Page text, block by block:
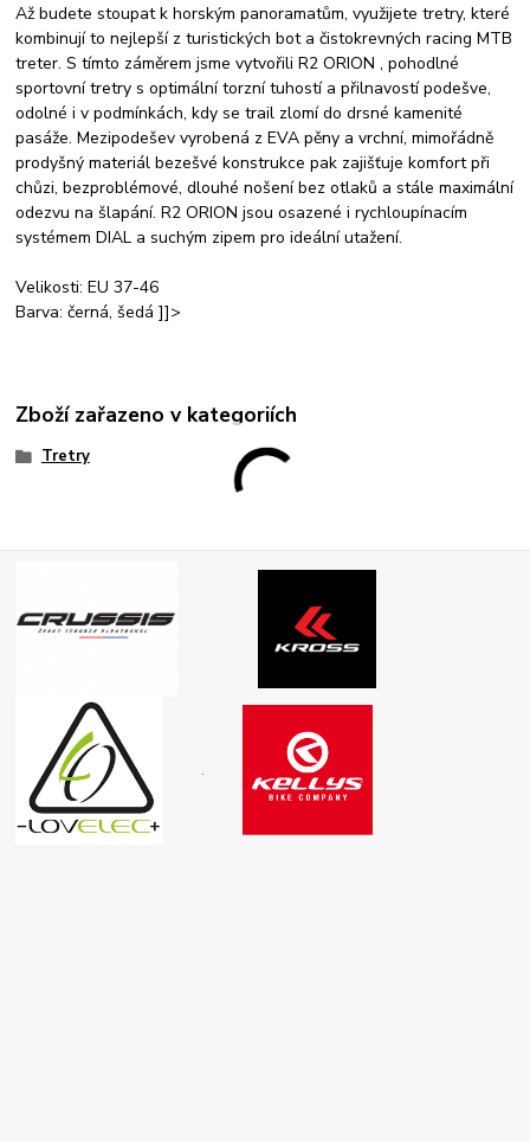
Až budete stoupat k horským panoramatům, využijete tretry, které
kombinují to nejlepší z turistických bot a čistokrevných racing MTB
treter. S tímto záměrem jsme vytvořili R2 ORION , pohodlné
sportovní tretry s optimální torzní tuhostí a přilnavostí podešve,
odolné i v podmínkách, kdy se trail zlomí do drsné kamenité
pasáže. Mezipodešev vyrobená z EVA pěny a vrchní, mimořádně
prodyšný materiál bezešvé konstrukce pak zajišťuje komfort při
chůzi, bezproblémové, dlouhé nošení bez otlaků a stále maximální
odezvu na šlapání. R2 ORION jsou osazené i rychloupínacím
systémem DIAL a suchým zipem pro ideální utažení.
Velikosti: EU 37-46
Barva: černá, šedá ]]>
Zboží zařazeno v kategoriích
Tretry
.